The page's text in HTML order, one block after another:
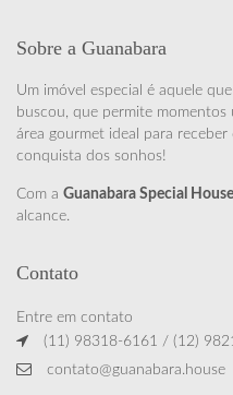
Sobre a Guanabara
Um imóvel especial é aquele
buscou, que permite momentos
área gourmet ideal para receber
conquista dos sonhos!
Com a Guanabara Special
alcance.
Contato
Entre em contato
(11) 98318-6161 / (12)
contato@guanabara.house